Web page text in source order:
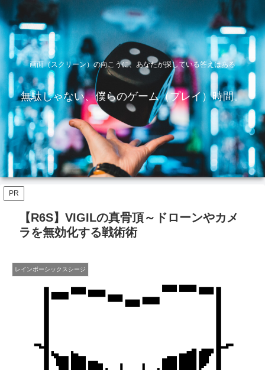
画面（スクリーン）の向こうに、あなたが探している答えはある
無駄じゃない、僕らのゲーム（プレイ）時間。
PR
【R6S】VIGILの真骨頂～ドローンやカメ
ラを無効化する戦術術
レインボーシックスシージ